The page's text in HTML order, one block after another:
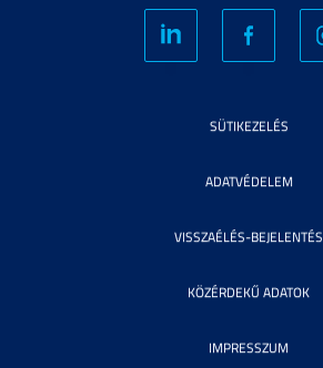
SÜTIKEZELÉS
ADATVÉDELEM
VISSZAÉLÉS-BEJELENTÉS
KÖZÉRDEKŰ ADATOK
IMPRESSZUM